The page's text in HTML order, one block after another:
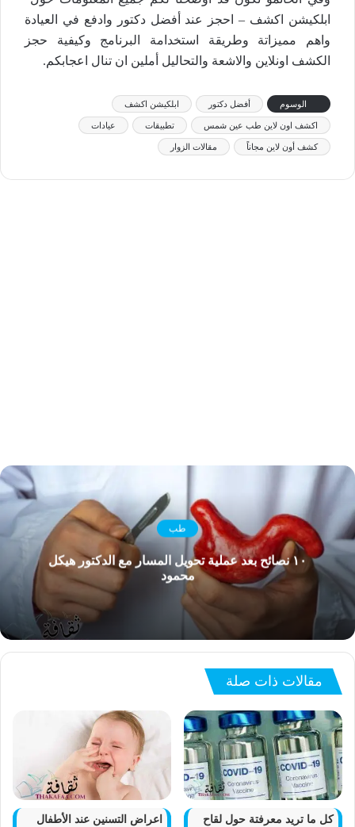
ابلكيشن اكشف – احجز عند أفضل دكتور وادفع في العيادة
واهم مميزاتة وطريقة استخدامة البرنامج وكيفية حجز
الكشف اونلاين والاشعة والتحاليل أملين ان تنال اعجابكم.
الوسوم أفضل دكتور ابلكيشن اكشف
اكشف اون لاين طب عين شمس تطبيقات عيادات
كشف أون لاين مجاناً مقالات الزوار
طب
١٠ نصائح بعد عملية تحويل المسار مع الدكتور هيكل
محمود
مقالات ذات صلة
كل ما تريد معرفتة حول لقاح
اعراض التسنين عند الأطفال